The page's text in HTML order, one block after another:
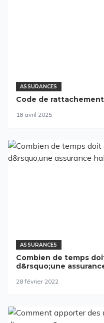
ASSURANCES
Code de
18 avril 2025
ASSURANCES
Combien de temps
d&rsquo;une
28 février 2022